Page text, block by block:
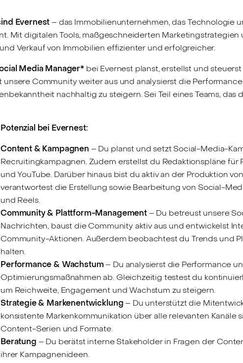
Evernest– das Immobilienunternehmen, das Technologie
Mit digitalen Tools, maßgeschneiderten
Verkauf von Immobilien effizienter und erfolgreicher.
Media Manager* bei Evernest planst, erstellst und
unsere Community weiter aus und analysierst die
nachhaltig zu steigern. Sei Teil eines Teams,
bei Evernest:
Content & Kampagnen – Du planst und setzt Social-Media-
Recruitingkampagnen. Zudem erstellst du Redaktionspläne für
und YouTube. Darüber hinaus bist du aktiv an der Produktion
verantwortest die Erstellung sowie Bearbeitung von Social-
und Reels.
Community & Plattform-Management– Du betreust unsere
Nachrichten, baust die Community aktiv aus und entwickelst
Community-Aktionen. Außerdem beobachtest du Trends und
halten.
Performance & Wachstum– Du analysierst die Performance
Optimierungsmaßnahmen ab. Gleichzeitig testest du
um Reichweite, Engagement und Wachstum zu steigern.
Strategie & Markenentwicklung– Du unterstützt die
konsistente Markenkommunikation über alle relevanten
Content-Serien und Formate.
Beratung – Du berätst interne Stakeholder in Fragen der
ihrer Kampagnenideen.